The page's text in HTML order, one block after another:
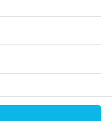
Südwest